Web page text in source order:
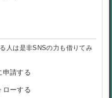
人は是非SNSの力も借りてみ
申請する
ローする